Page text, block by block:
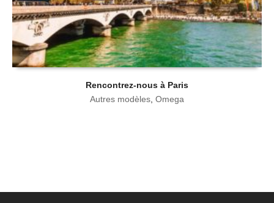
Rencontrez-nous à Paris
Autres modèles, Omega